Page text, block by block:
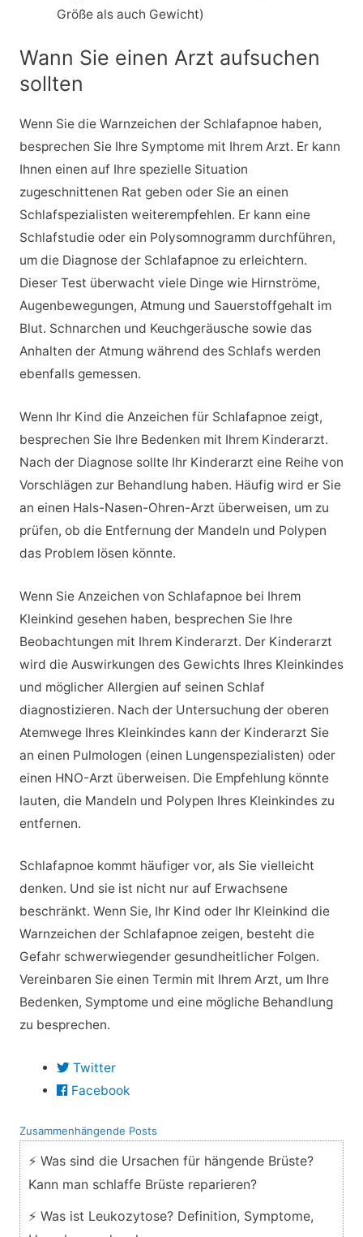
Größe als auch Gewicht)
Wann Sie einen Arzt aufsuchen
sollten
Wenn Sie die Warnzeichen der Schlafapnoe haben,
besprechen Sie Ihre Symptome mit Ihrem Arzt. Er kann
Ihnen einen auf Ihre spezielle Situation
zugeschnittenen Rat geben oder Sie an einen
Schlafspezialisten weiterempfehlen. Er kann eine
Schlafstudie oder ein Polysomnogramm durchführen,
um die Diagnose der Schlafapnoe zu erleichtern.
Dieser Test überwacht viele Dinge wie Hirnströme,
Augenbewegungen, Atmung und Sauerstoffgehalt im
Blut. Schnarchen und Keuchgeräusche sowie das
Anhalten der Atmung während des Schlafs werden
ebenfalls gemessen.
Wenn Ihr Kind die Anzeichen für Schlafapnoe zeigt,
besprechen Sie Ihre Bedenken mit Ihrem Kinderarzt.
Nach der Diagnose sollte Ihr Kinderarzt eine Reihe von
Vorschlägen zur Behandlung haben. Häufig wird er Sie
an einen Hals-Nasen-Ohren-Arzt überweisen, um zu
prüfen, ob die Entfernung der Mandeln und Polypen
das Problem lösen könnte.
Wenn Sie Anzeichen von Schlafapnoe bei Ihrem
Kleinkind gesehen haben, besprechen Sie Ihre
Beobachtungen mit Ihrem Kinderarzt. Der Kinderarzt
wird die Auswirkungen des Gewichts Ihres Kleinkindes
und möglicher Allergien auf seinen Schlaf
diagnostizieren. Nach der Untersuchung der oberen
Atemwege Ihres Kleinkindes kann der Kinderarzt Sie
an einen Pulmologen (einen Lungenspezialisten) oder
einen HNO-Arzt überweisen. Die Empfehlung könnte
lauten, die Mandeln und Polypen Ihres Kleinkindes zu
entfernen.
Schlafapnoe kommt häufiger vor, als Sie vielleicht
denken. Und sie ist nicht nur auf Erwachsene
beschränkt. Wenn Sie, Ihr Kind oder Ihr Kleinkind die
Warnzeichen der Schlafapnoe zeigen, besteht die
Gefahr schwerwiegender gesundheitlicher Folgen.
Vereinbaren Sie einen Termin mit Ihrem Arzt, um Ihre
Bedenken, Symptome und eine mögliche Behandlung
zu besprechen.
Twitter
Facebook
Zusammenhängende Posts
⚡ Was sind die Ursachen für hängende Brüste?
Kann man schlaffe Brüste reparieren?
⚡ Was ist Leukozytose? Definition, Symptome,